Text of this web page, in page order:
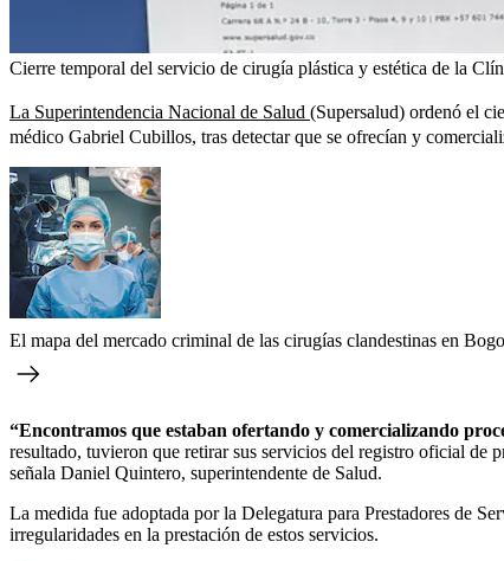
Cierre temporal del servicio de cirugía plástica y estética de la
La Superintendencia Nacional de Salud (Supersalud) ordenó el
médico Gabriel Cubillos, tras detectar que se ofrecían y
El mapa del mercado criminal de las cirugías clandestinas en
“Encontramos que estaban ofertando y comercializando
resultado, tuvieron que retirar sus servicios del registro oficial de
señala Daniel Quintero, superintendente de Salud.
La medida fue adoptada por la Delegatura para Prestadores de
irregularidades en la prestación de estos servicios.